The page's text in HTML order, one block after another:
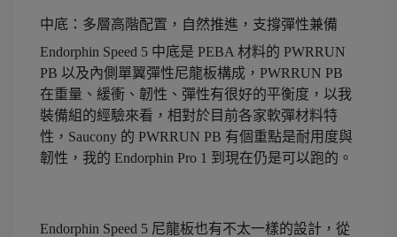
中底：多層高階配置，自然推進，支撐彈性兼備
Endorphin Speed 5 中底是 PEBA 材料的 PWRRUN
PB 以及內側單翼彈性尼龍板構成，PWRRUN PB
在重量、緩衝、韌性、彈性有很好的平衡度，以我
裝備組的經驗來看，相對於目前各家軟彈材料特
性，Saucony 的 PWRRUN PB 有個重點是耐用度與
韌性，我的 Endorphin Pro 1 到現在仍是可以跑的。
Endorphin Speed 5 尼龍板也有不太一樣的設計，從